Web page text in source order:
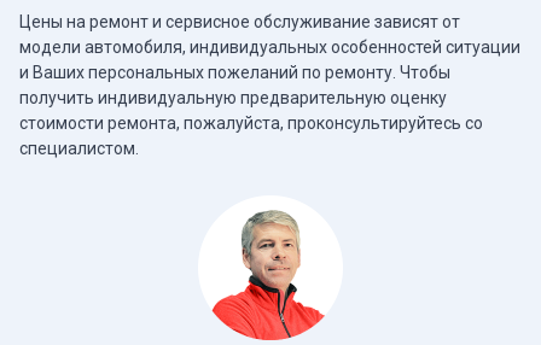
Цены на ремонт и сервисное обслуживание зависят от
модели автомобиля, индивидуальных особенностей ситуации
и Ваших персональных пожеланий по ремонту. Чтобы
получить индивидуальную предварительную оценку
стоимости ремонта, пожалуйста, проконсультируйтесь со
специалистом.